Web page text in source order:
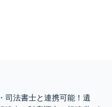
司法書士と連携可能！遺